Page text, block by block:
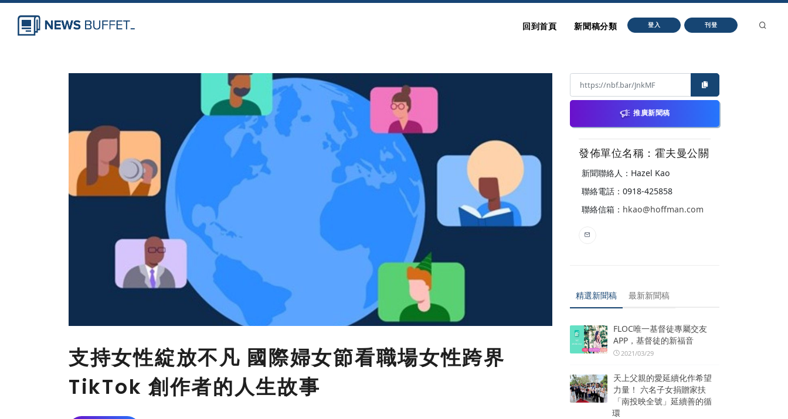
回到首頁 新聞稿分類 登入 刊登
支持女性綻放不凡 國際婦女節看職場女性跨界
TikTok 創作者的人生故事
推廣新聞稿
發佈單位名稱：霍夫曼公關
新聞聯絡人：Hazel Kao
聯絡電話：0918-425858
聯絡信箱： hkao@hoffman.com
精選新聞稿 最新新聞稿
FLOC唯一基督徒專屬交友
APP，基督徒的新福音
2021/03/29
天上父親的愛延續化作希望
力量！ 六名子女捐贈家扶
「南投映全號」延續善的循
環